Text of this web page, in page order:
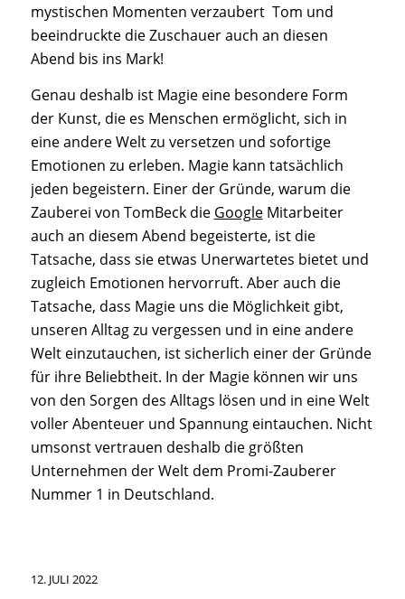
mystischen Momenten verzaubert Tom und
beeindruckte die Zuschauer auch an diesen
Abend bis ins Mark!
Genau deshalb ist Magie eine besondere Form
der Kunst, die es Menschen ermöglicht, sich in
eine andere Welt zu versetzen und sofortige
Emotionen zu erleben. Magie kann tatsächlich
jeden begeistern. Einer der Gründe, warum die
Zauberei von TomBeck die GoogleMitarbeiter
auch an diesem Abend begeisterte, ist die
Tatsache, dass sie etwas Unerwartetes bietet und
zugleich Emotionen hervorruft. Aber auch die
Tatsache, dass Magie uns die Möglichkeit gibt,
unseren Alltag zu vergessen und in eine andere
Welt einzutauchen, ist sicherlich einer der Gründe
für ihre Beliebtheit. In der Magie können wir uns
von den Sorgen des Alltags lösen und in eine Welt
voller Abenteuer und Spannung eintauchen. Nicht
umsonst vertrauen deshalb die größten
Unternehmen der Welt dem Promi-Zauberer
Nummer 1 in Deutschland.
12. JULI 2022